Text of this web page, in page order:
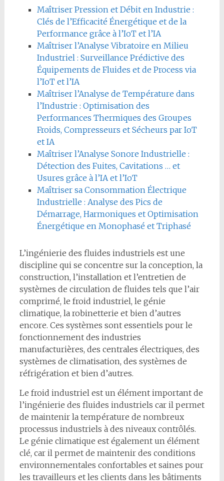
Maîtriser Pression et Débit en Industrie :
Clés de l’Efficacité Énergétique et de la
Performance grâce à l’IoT et l’IA
Maîtriser l’Analyse Vibratoire en Milieu
Industriel : Surveillance Prédictive des
Équipements de Fluides et de Process via
l’IoT et l’IA
Maîtriser l’Analyse de Température dans
l’Industrie : Optimisation des
Performances Thermiques des Groupes
Froids, Compresseurs et Sécheurs par IoT
et IA
Maîtriser l’Analyse Sonore Industrielle :
Détection des Fuites, Cavitations … et
Usures grâce à l’IA et l’IoT
Maîtriser sa Consommation Électrique
Industrielle : Analyse des Pics de
Démarrage, Harmoniques et Optimisation
Énergétique en Monophasé et Triphasé
L’ingénierie des fluides industriels est une
discipline qui se concentre sur la conception, la
construction, l’installation et l’entretien de
systèmes de circulation de fluides tels que l’air
comprimé, le froid industriel, le génie
climatique, la robinetterie et bien d’autres
encore. Ces systèmes sont essentiels pour le
fonctionnement des industries
manufacturières, des centrales électriques, des
systèmes de climatisation, des systèmes de
réfrigération et bien d’autres.
Le froid industriel est un élément important de
l’ingénierie des fluides industriels car il permet
de maintenir la température de nombreux
processus industriels à des niveaux contrôlés.
Le génie climatique est également un élément
clé, car il permet de maintenir des conditions
environnementales confortables et saines pour
les travailleurs et les clients dans les bâtiments